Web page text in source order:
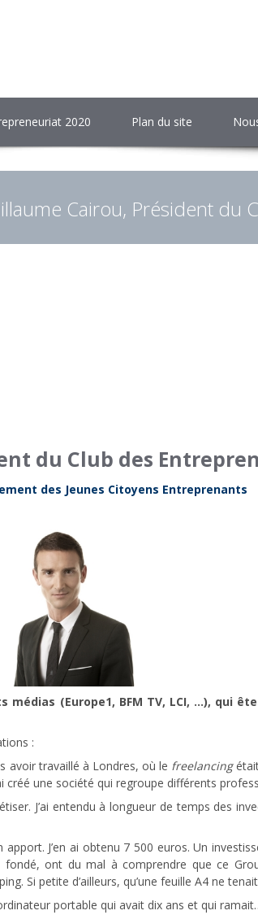
2020 Plan du site
Cairou, Président du
du Club des
des Jeunes Citoyens Entreprenants
(Europe1, BFM TV, LCI, …), qui
:
avoir travaillé à Londres, où le freelancing
créé une société qui regroupe différents
J’ai entendu à longueur de temps des
J’en ai obtenu 7 500 euros. Un
ont du mal à comprendre que ce
Si petite d’ailleurs, qu’une feuille A4 ne
portable qui avait dix ans et qui